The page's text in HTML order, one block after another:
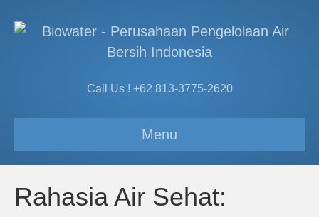
Call Us ! +62 813-3775-2620
Menu
Rahasia Air Sehat: